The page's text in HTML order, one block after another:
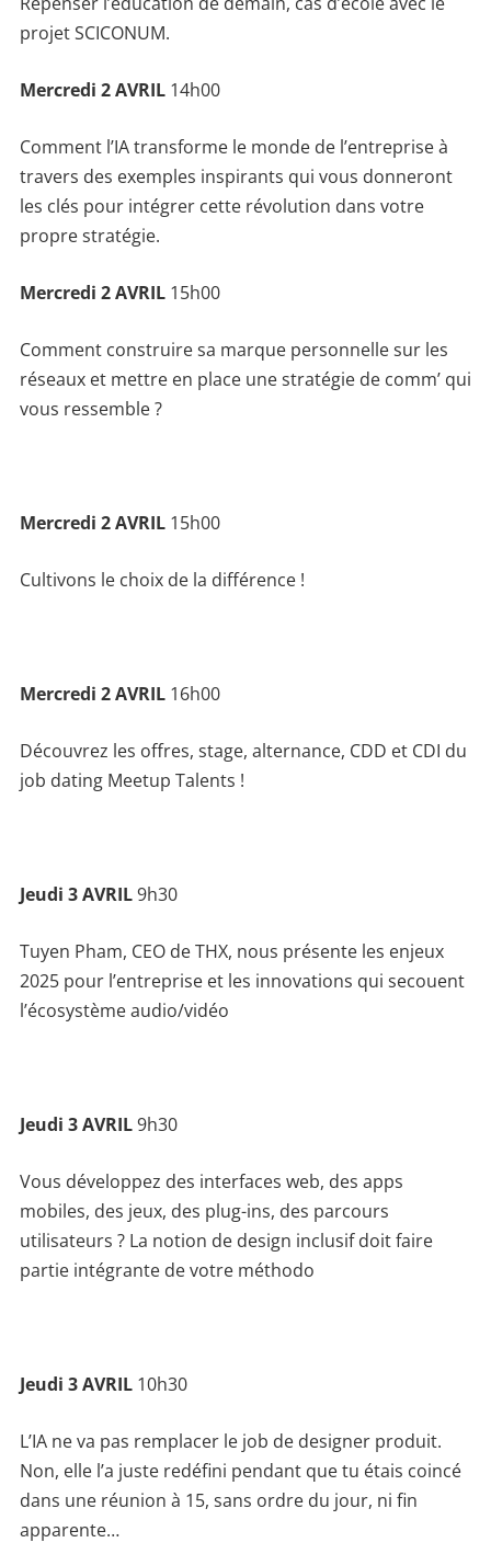
projet SCICONUM.
Mercredi 2 AVRIL 14h00
Comment l’IA transforme le monde de l’entreprise à
travers des exemples inspirants qui vous donneront
les clés pour intégrer cette révolution dans votre
propre stratégie.
Mercredi 2 AVRIL 15h00
Comment construire sa marque personnelle sur les
réseaux et mettre en place une stratégie de comm’ qui
vous ressemble ?
Mercredi 2 AVRIL 15h00
Cultivons le choix de la différence !
Mercredi 2 AVRIL 16h00
Découvrez les offres, stage, alternance, CDD et CDI du
job dating Meetup Talents !
Jeudi 3 AVRIL9h30
Tuyen Pham, CEO de THX, nous présente les enjeux
2025 pour l’entreprise et les innovations qui secouent
l’écosystème audio/vidéo
Jeudi 3 AVRIL9h30
Vous développez des interfaces web, des apps
mobiles, des jeux, des plug-ins, des parcours
utilisateurs ? La notion de design inclusif doit faire
partie intégrante de votre méthodo
Jeudi 3 AVRIL 10h30
L’IA ne va pas remplacer le job de designer produit.
Non, elle l’a juste redéfini pendant que tu étais coincé
dans une réunion à 15, sans ordre du jour, ni fin
apparente…